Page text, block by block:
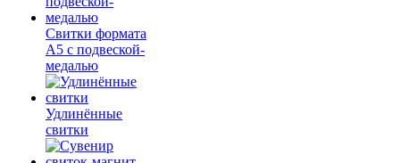
Свитки формата
А5 с подвеской-
медалью
Удлинённые
свитки